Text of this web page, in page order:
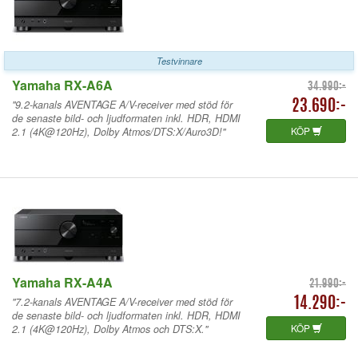
Testvinnare
Yamaha RX-A6A 34.990:-
23.690:-
KÖP
"9.2-kanals AVENTAGE A/V-receiver med stöd för
de senaste bild- och ljudformaten inkl. HDR, HDMI
2.1 (4K@120Hz), Dolby Atmos/DTS:X/Auro3D!"
Yamaha RX-A4A 21.990:-
14.290:-
KÖP
"7.2-kanals AVENTAGE A/V-receiver med stöd för
de senaste bild- och ljudformaten inkl. HDR, HDMI
2.1 (4K@120Hz), Dolby Atmos och DTS:X."